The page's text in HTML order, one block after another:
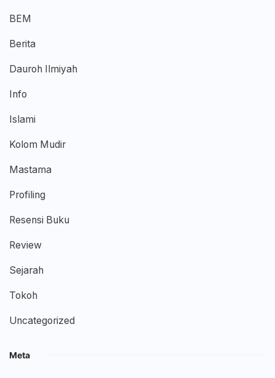
BEM
Berita
Dauroh Ilmiyah
Info
Islami
Kolom Mudir
Mastama
Profiling
Resensi Buku
Review
Sejarah
Tokoh
Uncategorized
Meta